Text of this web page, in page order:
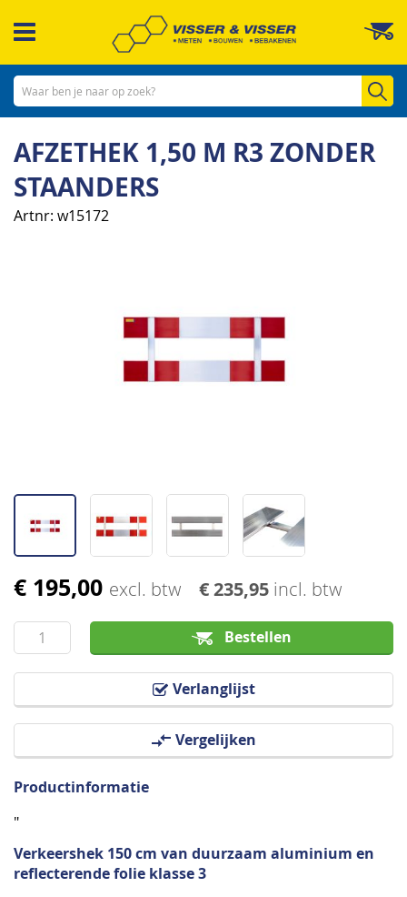
naar
inhoud
AFZETHEK 1,50 M R3 ZONDER
STAANDERS
Artnr w15172
€ 195,00 excl. btw € 235,95 incl. btw
Bestellen
Verlanglijst
Vergelijken
Ga
het
begin
van
Productinformatie
"
Verkeershek 150 cm van duurzaam aluminium en
reflecterende folie klasse 3